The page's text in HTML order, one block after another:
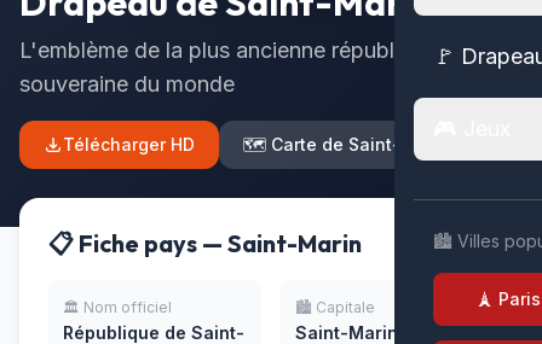
🚩
🏙️ Villes
🗼 Paris
L'emblème de la plus ancienne république
souveraine du monde
Télécharger HD 🗺️ Carte de Saint-Marin
📋 Fiche pays — Saint-Marin
🏛️ Nom officiel
République de Saint-
🏙️ Capitale
Saint-Marin